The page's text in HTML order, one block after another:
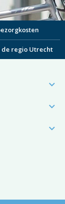
regio Utrecht


